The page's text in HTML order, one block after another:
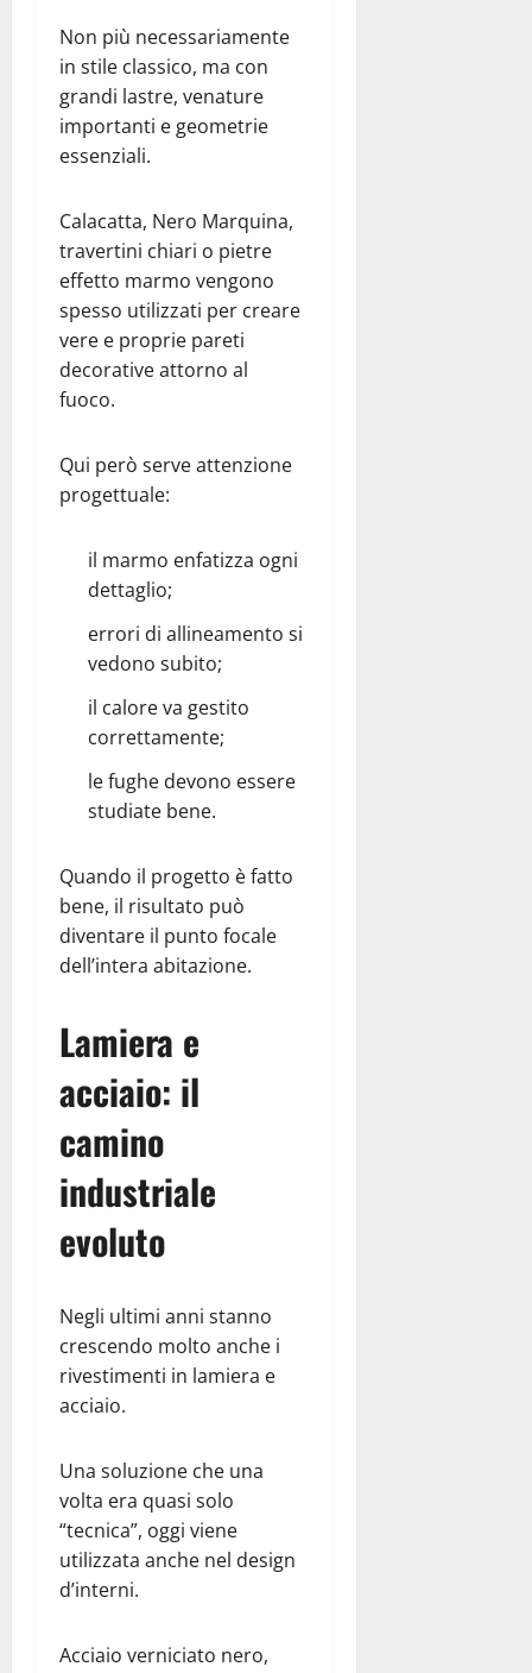
Non più necessariamente
in stile classico, ma con
grandi lastre, venature
importanti e geometrie
essenziali.
Calacatta, Nero Marquina,
travertini chiari o pietre
effetto marmo vengono
spesso utilizzati per creare
vere e proprie pareti
decorative attorno al
fuoco.
Qui però serve attenzione
progettuale:
il marmo enfatizza ogni
dettaglio;
errori di allineamento si
vedono subito;
il calore va gestito
correttamente;
le fughe devono essere
studiate bene.
Quando il progetto è fatto
bene, il risultato può
diventare il punto focale
dell’intera abitazione.
Lamiera e
acciaio: il
camino
industriale
evoluto
Negli ultimi anni stanno
crescendo molto anche i
rivestimenti in lamiera e
acciaio.
Una soluzione che una
volta era quasi solo
“tecnica”, oggi viene
utilizzata anche nel design
d’interni.
Acciaio verniciato nero,